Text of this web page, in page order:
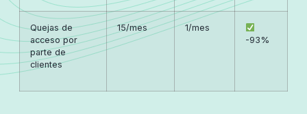
Quejas de
acceso por
parte de
clientes
15/mes
1/mes
-93%